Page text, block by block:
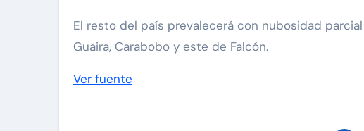
El resto del país prevalecerá con nubosidad
Guaira, Carabobo y este de Falcón.
Ver fuente